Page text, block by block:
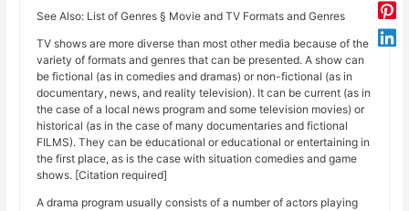
See Also: List of Genres § Movie and TV Formats and Genres
TV shows are more diverse than most other media because of the
variety of formats and genres that can be presented. A show can
be fictional (as in comedies and dramas) or non-fictional (as in
documentary, news, and reality television). It can be current (as in
the case of a local news program and some television movies) or
historical (as in the case of many documentaries and fictional
FILMS). They can be educational or educational or entertaining in
the first place, as is the case with situation comedies and game
shows. [Citation required]
A drama program usually consists of a number of actors playing